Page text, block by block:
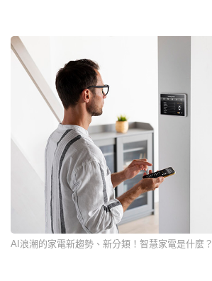
AI浪潮的家電新趨勢、新分類！智慧家電是什麼？